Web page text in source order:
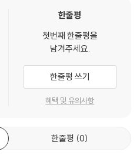
래 하브루타 운동을 시작했던 분들
이를 통한 삶과 인격이 변하는 교육이
마 《탈무드식 역사 토론》도 그런 하
기본으로 돌아가며」 중에서
소통의 기적
이야기를 하며 아이의 생각이 어떻
돈독해진다.
자!
텐츠가 부족하다는 것이다. 이 책에
막연하고, 어려워하는 부모들을 위해
명하고 있다.
한줄평
첫번째 한줄평을
남겨주세요.
한줄평 쓰기
혜택 및 유의사항
한줄평 0